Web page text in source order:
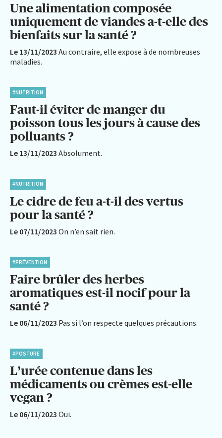
Une alimentation composée
uniquement de viandes a-t-elle des
bienfaits sur la santé ?
Le 13/11/2023 Au contraire, elle expose à de nombreuses
maladies.
#NUTRITION
Faut-il éviter de manger du
poisson tous les jours à cause des
polluants ?
Le 13/11/2023 Absolument.
#NUTRITION
Le cidre de feu a-t-il des vertus
pour la santé ?
Le 07/11/2023 On n’en sait rien.
#PRÉVENTION
Faire brûler des herbes
aromatiques est-il nocif pour la
santé ?
Le 06/11/2023 Pas si l’on respecte quelques précautions.
#POSTURE
L’urée contenue dans les
médicaments ou crèmes est-elle
vegan ?
Le 06/11/2023 Oui.